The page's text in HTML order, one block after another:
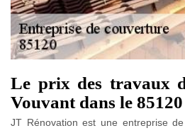
Le prix des travaux
Vouvant dans le 85120
JT Rénovation est une entreprise